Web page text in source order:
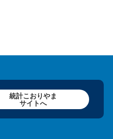
統計こおりやま
サイトへ